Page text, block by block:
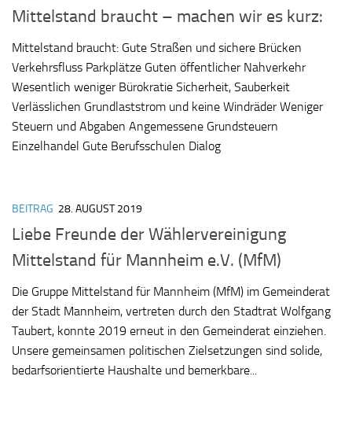
Mittelstand braucht – machen wir es kurz:
Mittelstand braucht: Gute Straßen und sichere Brücken
Verkehrsfluss Parkplätze Guten öffentlicher Nahverkehr
Wesentlich weniger Bürokratie Sicherheit, Sauberkeit
Verlässlichen Grundlaststrom und keine Windräder Weniger
Steuern und Abgaben Angemessene Grundsteuern
Einzelhandel Gute Berufsschulen Dialog
BEITRAG 28. AUGUST 2019
Liebe Freunde der Wählervereinigung
Mittelstand für Mannheim e.V. (MfM)
Die Gruppe Mittelstand für Mannheim (MfM) im Gemeinderat
der Stadt Mannheim, vertreten durch den Stadtrat Wolfgang
Taubert, konnte 2019 erneut in den Gemeinderat einziehen.
Unsere gemeinsamen politischen Zielsetzungen sind solide,
bedarfsorientierte Haushalte und bemerkbare...